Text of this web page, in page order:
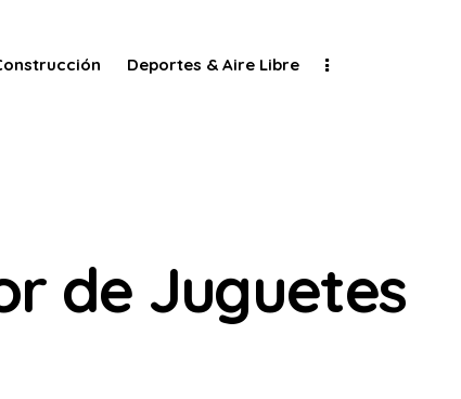
Deportes & Aire Libre
de Juguetes